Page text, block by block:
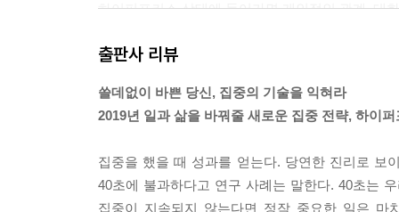
하이퍼포커스 상태에 들어가면 개인적인 관계, 대
비슷하냐면, 보통 사람은 그 둘을 거의 구분할 수
업무는 그것을 완료하기까지 사용할 수 있는 시간
n’s law이라고 한다. 하지만 주의를 빼앗는 것들
만 집중했을 때 하루 치 일을 단 몇 시간 만에 성취
출판사 리뷰
쓸데없이 바쁜 당신, 집중의 기술을 익혀라
2019년 일과 삶을 바꿔줄 새로운 집중 전략, 하이
집중을 했을 때 성과를 얻는다. 당연한 진리로 보
40초에 불과하다고 연구 사례는 말한다. 40초는
집중이 지속되지 않는다면 정작 중요한 일은